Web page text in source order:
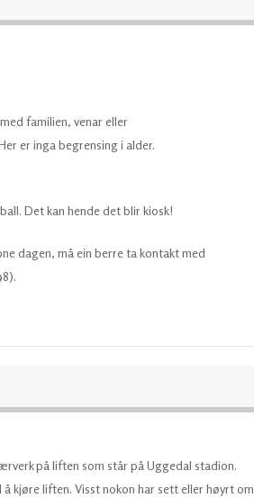
familien, venar eller
er inga begrensing i alder.
Det kan hende det blir kiosk!
dagen, må ein berre ta kontakt med
på liften som står på Uggedal stadion.
kjøre liften. Visst nokon har sett eller høyrt om